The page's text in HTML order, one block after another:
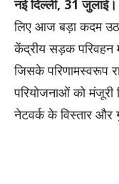
नई दिल्ली, 31 जुलाई।
लिए आज बड़ा कदम
केंद्रीय सड़क परिवहन
जिसके परिणामस्वरूप
परियोजनाओं को
नेटवर्क के विस्तार और